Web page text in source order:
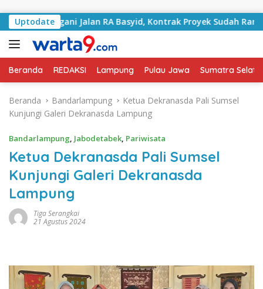
Uptodate
Tangani Jalan RA Basyid, Kontrak Proyek Sudah Rampung
Beranda REDAKSI Lampung Pulau Jawa Sumatra
Beranda Bandarlampung
Ketua Dekranasda Pali Sumsel
Kunjungi Galeri Dekranasda Lampung
Bandarlampung, Jabodetabek, Pariwisata
Ketua Dekranasda Pali Sumsel
Kunjungi Galeri Dekranasda
Lampung
Tiga Serangkai
21 Agustus 2024